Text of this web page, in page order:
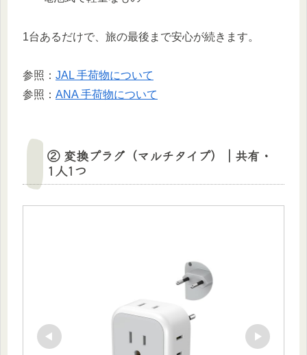
1台あるだけで、旅の最後まで安心が続きます。
参照： JAL 手荷物について
参照： ANA 手荷物について
② 変換プラグ（マルチタイプ）｜共有・
1人1つ